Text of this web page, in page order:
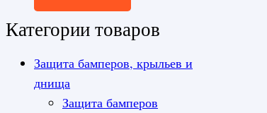
Категории товаров
Защита бамперов, крыльев и
днища
Защита бамперов